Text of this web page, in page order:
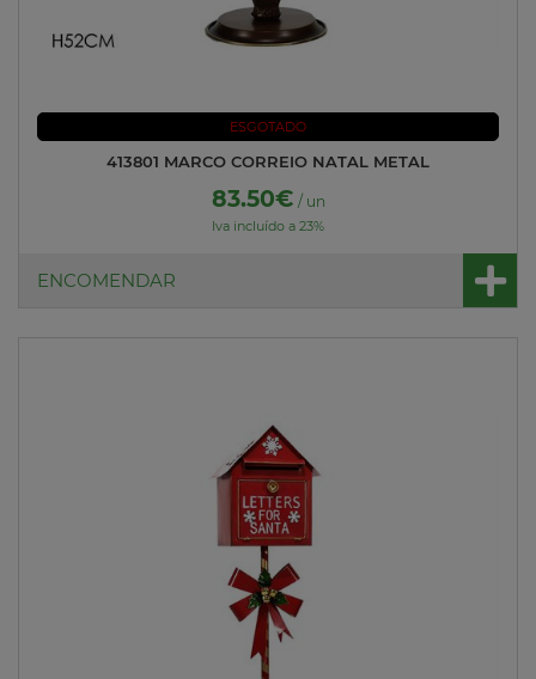
ESGOTADO
413801 MARCO CORREIO NATAL METAL
83.50€ / un
Iva incluído a 23%
ENCOMENDAR